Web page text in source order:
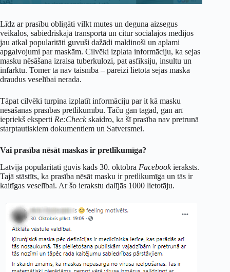
Līdz ar prasību obligāti vilkt mutes un deguna aizsegus
veikalos, sabiedriskajā transportā un citur sociālajos medijos
jau atkal popularitāti guvuši dažādi maldinoši un aplami
apgalvojumi par maskām. Cilvēki izplata informāciju, ka sejas
masku nēsāšana izraisa tuberkulozi, pat asfiksiju, insultu un
infarktu. Tomēr tā nav taisnība – pareizi lietota sejas maska
draudus veselībai nerada.
Tāpat cilvēki turpina izplatīt informāciju par it kā masku
nēsāšanas prasības pretlikumību. Taču gan tagad, gan arī
iepriekš eksperti Re:Checkskaidro, ka šī prasība nav pretrunā
starptautiskiem dokumentiem un Satversmei.
Vai prasība nēsāt maskas ir pretlikumīga?
Latvijā popularitāti guvis kāds 30. oktobra Facebookieraksts.
Tajā stāstīts, ka prasība nēsāt masku ir pretlikumīga un tās ir
kaitīgas veselībai. Ar šo ierakstu dalījās 1000 lietotāju.